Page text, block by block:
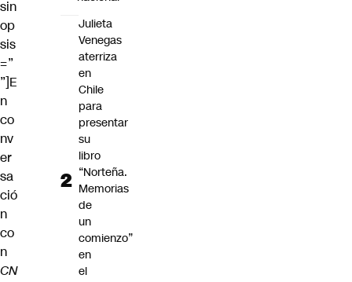
sin
op
sis
=”
”]E
n
co
nv
er
sa
ció
n
co
n
CN
Julieta
Venegas
aterriza
en
Chile
para
presentar
su
libro
“Norteña.
Memorias
de
un
comienzo”
en
el